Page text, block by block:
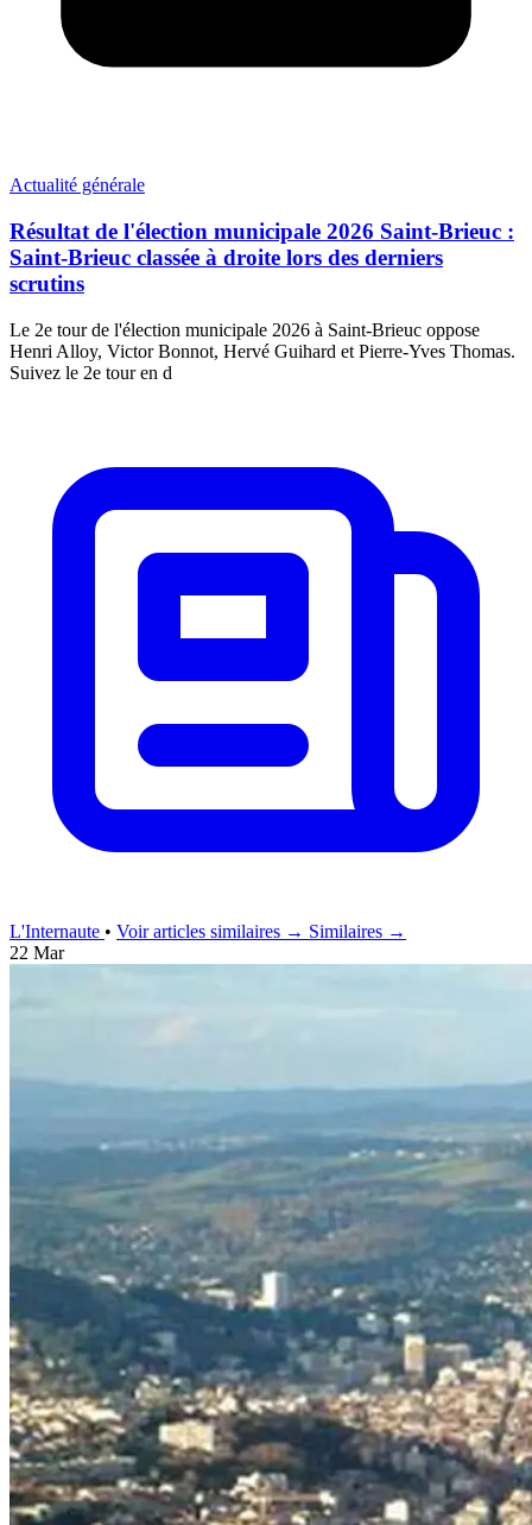
Actualité générale
Résultat de l'élection municipale 2026 Saint-Brieuc :
Saint-Brieuc classée à droite lors des derniers
scrutins
Le 2e tour de l'élection municipale 2026 à Saint-Brieuc oppose
Henri Alloy, Victor Bonnot, Hervé Guihard et Pierre-Yves Thomas.
Suivez le 2e tour en d
L'Internaute • Voir articles similaires → Similaires →
22 Mar